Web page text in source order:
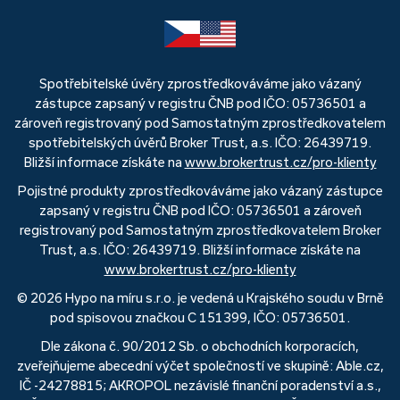
Spotřebitelské úvěry zprostředkováváme jako vázaný
zástupce zapsaný v registru ČNB pod IČO: 05736501 a
zároveň registrovaný pod Samostatným zprostředkovatelem
spotřebitelských úvěrů Broker Trust, a.s. IČO: 26439719.
Bližší informace získáte na www.brokertrust.cz/pro-klienty
Pojistné produkty zprostředkováváme jako vázaný zástupce
zapsaný v registru ČNB pod IČO: 05736501 a zároveň
registrovaný pod Samostatným zprostředkovatelem Broker
Trust, a.s. IČO: 26439719. Bližší informace získáte na
www.brokertrust.cz/pro-klienty
© 2026 Hypo na míru s.r.o. je vedená u Krajského soudu v Brně
pod spisovou značkou C 151399, IČO: 05736501.
Dle zákona č. 90/2012 Sb. o obchodních korporacích,
zveřejňujeme abecední výčet společností ve skupině: Able.cz,
IČ -24278815; AKROPOL nezávislé finanční poradenství a.s.,